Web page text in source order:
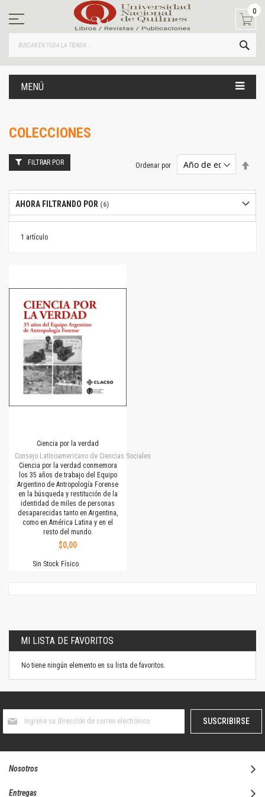
contenido
0
MENÚ
COLECCIONES
1 artículo
Ordenar por
Ciencia por la verdad
Consejo Latinoamericano de Ciencias Sociales
Ciencia por la verdad conmemora
los 35 años de trabajo del Equipo
Argentino de Antropología Forense
en la búsqueda y restitución de la
identidad de miles de personas
desaparecidas tanto en Argentina,
como en América Latina y en el
resto del mundo.
$0,00
Sin Stock Físico
FILTRAR POR
AHORA FILTRANDO POR
MI LISTA DE FAVORITOS
No tiene ningún elemento en su lista de favoritos.
boletín
SUSCRIBIRSE
Nosotros
Entregas